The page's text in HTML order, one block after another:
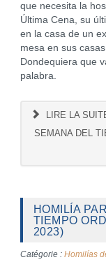
que necesita la
Última Cena, su
en la casa de un
mesa en sus
Dondequiera que
palabra.
LIRE LA
SEMANA DEL
HOMILÍA
TIEMPO
2023)
Catégorie : Homilías